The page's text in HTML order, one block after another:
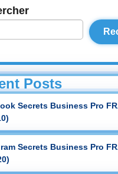
Posts
Secrets Business Pro
Secrets Business Pro